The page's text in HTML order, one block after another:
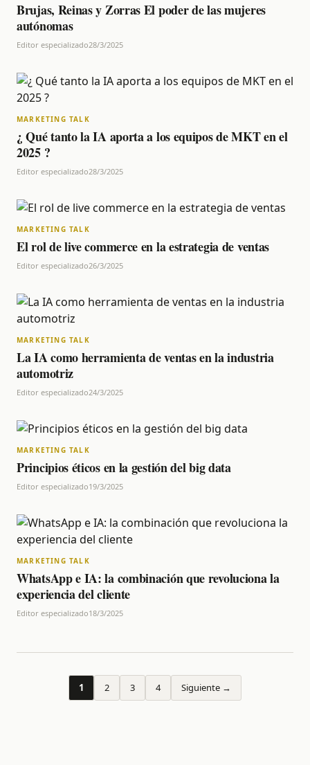
Brujas, Reinas y Zorras El poder de las mujeres
autónomas
Editor especializado28/3/2025
MARKETING TALK
¿ Qué tanto la IA aporta a los equipos de MKT en el
2025 ?
Editor especializado28/3/2025
MARKETING TALK
El rol de live commerce en la estrategia de ventas
Editor especializado26/3/2025
MARKETING TALK
La IA como herramienta de ventas en la industria
automotriz
Editor especializado24/3/2025
MARKETING TALK
Principios éticos en la gestión del big data
Editor especializado19/3/2025
MARKETING TALK
WhatsApp e IA: la combinación que revoluciona la
experiencia del cliente
Editor especializado18/3/2025
1 2 3 4 Siguiente →